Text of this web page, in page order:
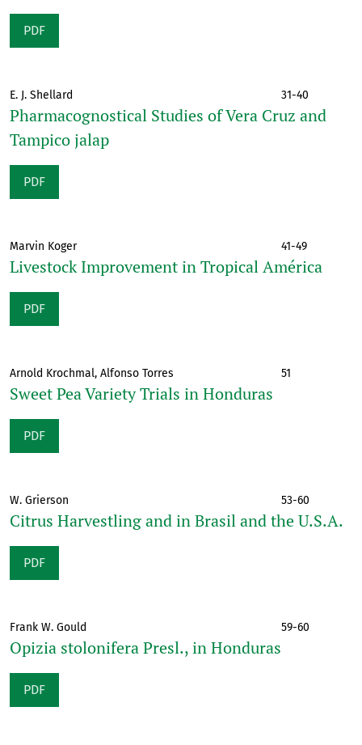
PDF
E. J. Shellard 31-40
Pharmacognostical Studies of Vera Cruz and
Tampico jalap
PDF
Marvin Koger 41-49
Livestock Improvement in Tropical América
PDF
Arnold Krochmal, Alfonso Torres 51
Sweet Pea Variety Trials in Honduras
PDF
W. Grierson 53-60
Citrus Harvestling and in Brasil and the U.S.A.
PDF
Frank W. Gould 59-60
Opizia stolonifera Presl., in Honduras
PDF